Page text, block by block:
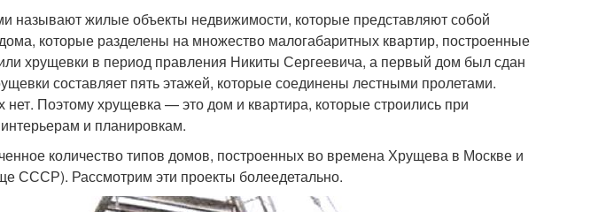
называют жилые объекты недвижимости, которые представляют собой
которые разделены на множество малогабаритных квартир, построенные
хрущевки в период правления Никиты Сергеевича, а первый дом был сдан
составляет пять этажей, которые соединены лестными пролетами.
Поэтому хрущевка — это дом и квартира, которые строились при
и планировкам.
количество типов домов, построенных во времена Хрущева в Москве и
СССР). Рассмотрим эти проекты болеедетально.